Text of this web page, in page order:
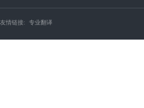
友情链接: 专业翻译